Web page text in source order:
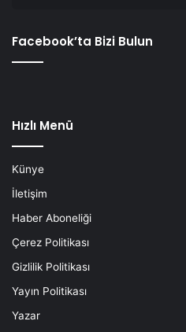
Facebook’ta Bizi Bulun
Hızlı Menü
Künye
İletişim
Haber Aboneliği
Çerez Politikası
Gizlilik Politikası
Yayın Politikası
Yazar